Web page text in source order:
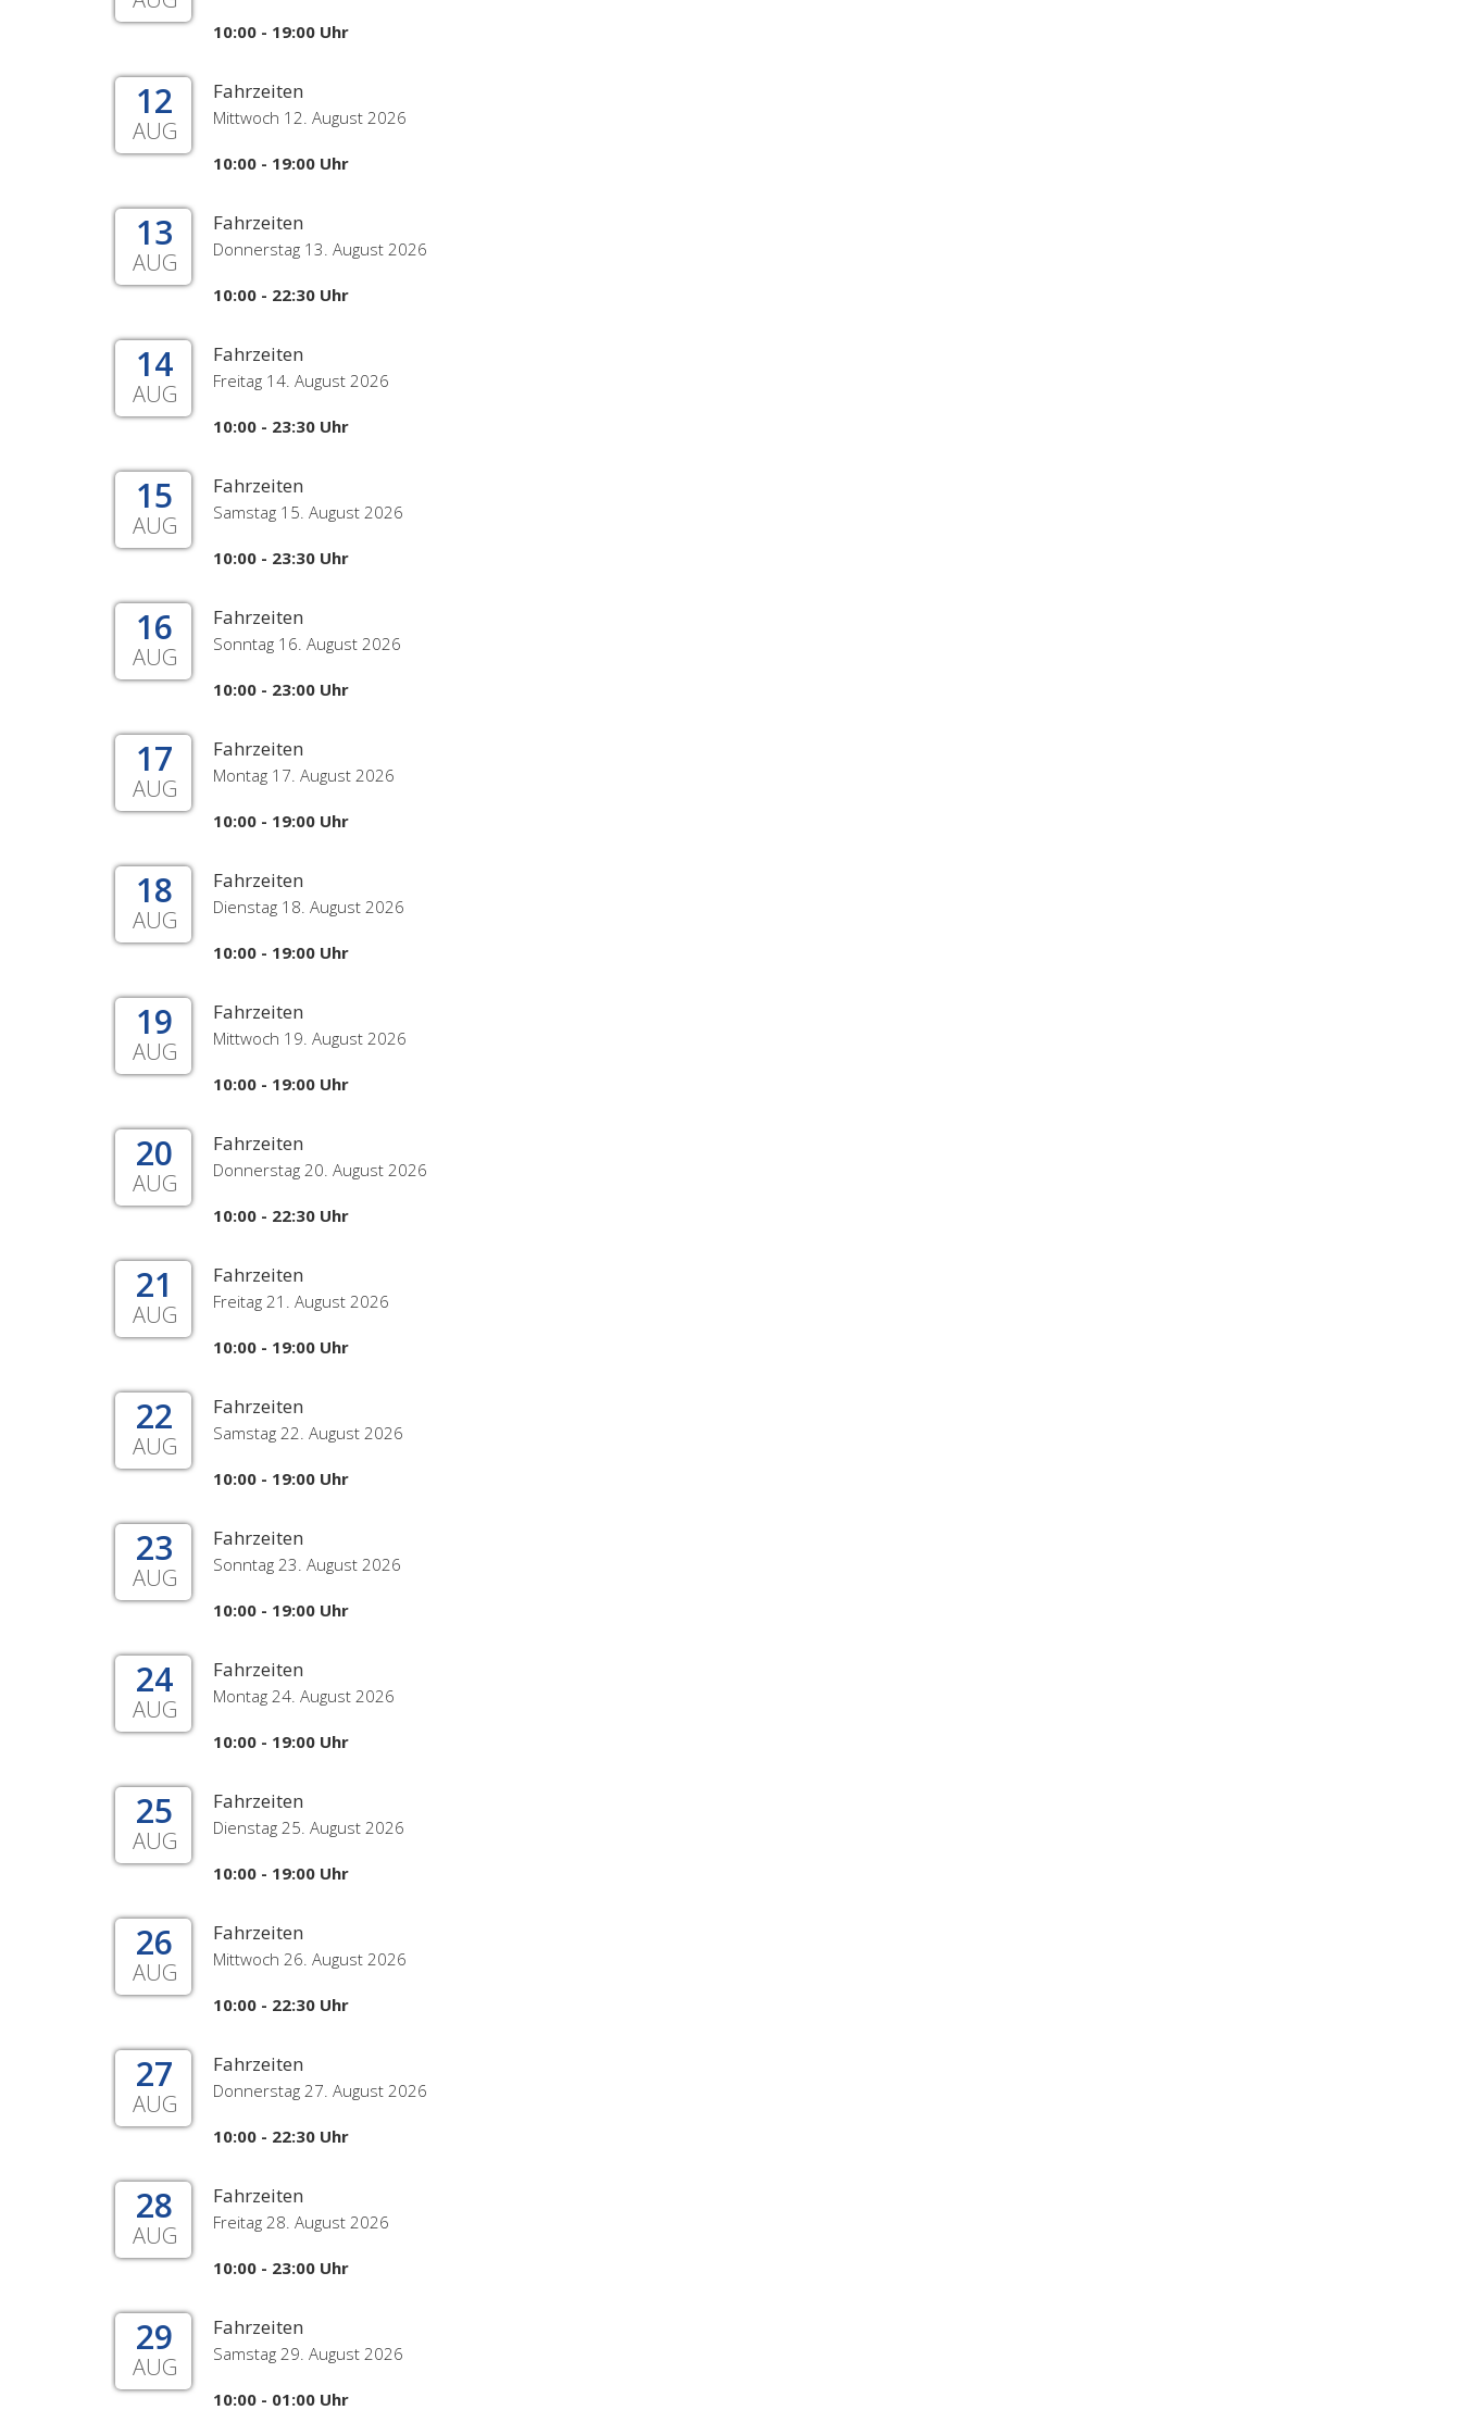
10:00 - 19:00 Uhr
12
AUG
Fahrzeiten
Mittwoch 12. August 2026
10:00 - 19:00 Uhr
13
AUG
Fahrzeiten
Donnerstag 13. August 2026
10:00 - 22:30 Uhr
14
AUG
Fahrzeiten
Freitag 14. August 2026
10:00 - 23:30 Uhr
15
AUG
Fahrzeiten
Samstag 15. August 2026
10:00 - 23:30 Uhr
16
AUG
Fahrzeiten
Sonntag 16. August 2026
10:00 - 23:00 Uhr
17
AUG
Fahrzeiten
Montag 17. August 2026
10:00 - 19:00 Uhr
18
AUG
Fahrzeiten
Dienstag 18. August 2026
10:00 - 19:00 Uhr
19
AUG
Fahrzeiten
Mittwoch 19. August 2026
10:00 - 19:00 Uhr
20
AUG
Fahrzeiten
Donnerstag 20. August 2026
10:00 - 22:30 Uhr
21
AUG
Fahrzeiten
Freitag 21. August 2026
10:00 - 19:00 Uhr
22
AUG
Fahrzeiten
Samstag 22. August 2026
10:00 - 19:00 Uhr
23
AUG
Fahrzeiten
Sonntag 23. August 2026
10:00 - 19:00 Uhr
24
AUG
Fahrzeiten
Montag 24. August 2026
10:00 - 19:00 Uhr
25
AUG
Fahrzeiten
Dienstag 25. August 2026
10:00 - 19:00 Uhr
26
AUG
Fahrzeiten
Mittwoch 26. August 2026
10:00 - 22:30 Uhr
27
AUG
Fahrzeiten
Donnerstag 27. August 2026
10:00 - 22:30 Uhr
28
AUG
Fahrzeiten
Freitag 28. August 2026
10:00 - 23:00 Uhr
29
AUG
Fahrzeiten
Samstag 29. August 2026
10:00 - 01:00 Uhr